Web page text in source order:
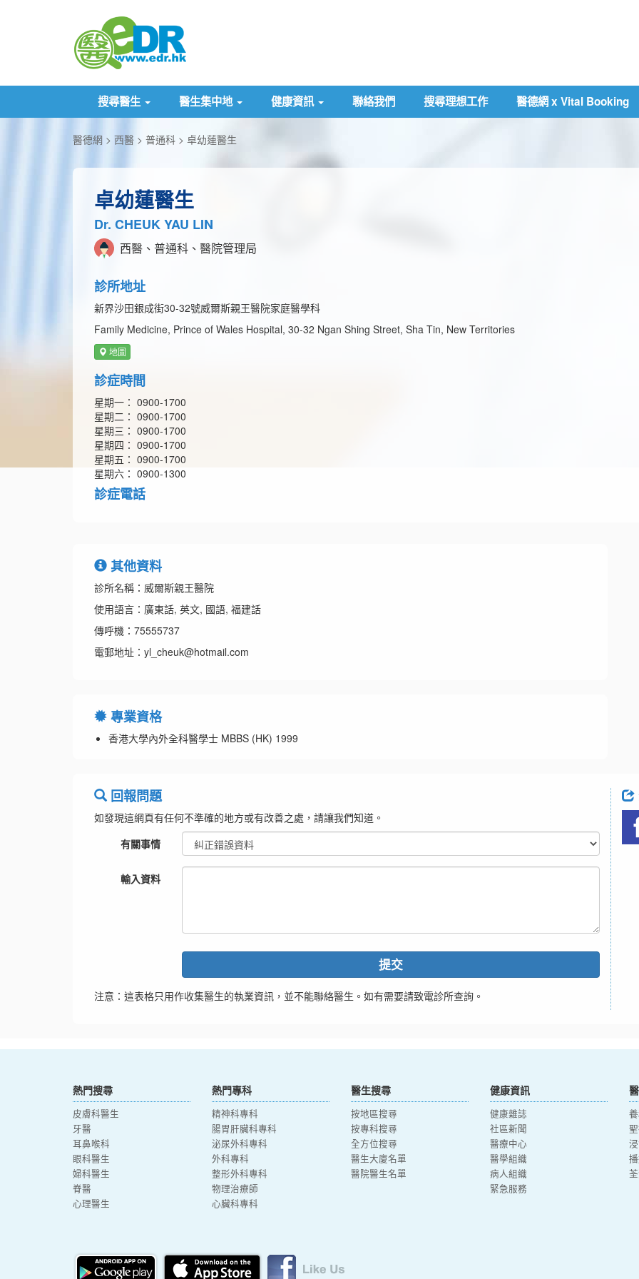
搜尋醫生 醫生集中地 健康資訊 聯絡我們 搜尋理想工作 醫德網 x Vital Booking
醫德網 西醫 普通科 卓幼蓮醫生
卓幼蓮醫生
Dr. CHEUK YAU LIN
西醫、普通科、醫院管理局
診所地址
新界沙田銀成街30-32號威爾斯親王醫院家庭醫學科
Family Medicine, Prince of Wales Hospital, 30-32 Ngan Shing Street, Sha Tin, New Territories
地圖
診症時間
星期一： 0900-1700
星期二： 0900-1700
星期三： 0900-1700
星期四： 0900-1700
星期五： 0900-1700
星期六： 0900-1300
診症電話
其他資料
診所名稱：威爾斯親王醫院
使用語言：廣東話, 英文, 國語, 福建話
傳呼機：75555737
電郵地址：yl_cheuk@hotmail.com
專業資格
香港大學內外全科醫學士 MBBS (HK) 1999
回報問題
如發現這網頁有任何不準確的地方或有改善之處，請讓我們知道。
有關事情
輸入資料
提交
注意：這表格只用作收集醫生的執業資訊，並不能聯絡醫生。如有需要請致電診所查詢。
熱門搜尋
皮膚科醫生
牙醫
耳鼻喉科
眼科醫生
婦科醫生
脊醫
心理醫生
熱門專科
精神科專科
腸胃肝臟科專科
泌尿外科專科
外科專科
整形外科專科
物理治療師
心臟科專科
醫生搜尋
按地區搜尋
按專科搜尋
全方位搜尋
醫生大廈名單
醫院醫生名單
健康資訊
健康雜誌
社區新聞
醫療中心
醫學組織
病人組織
緊急服務